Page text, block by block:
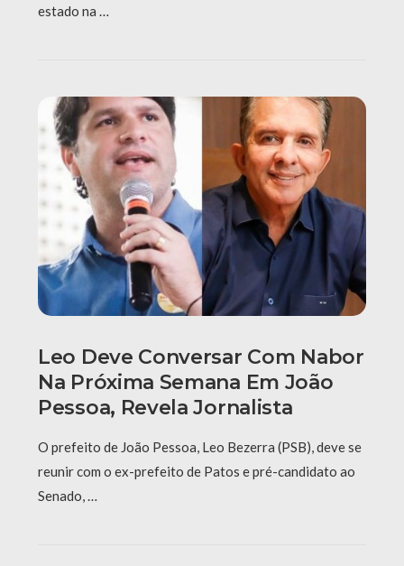
estado na …
Leo Deve Conversar Com Nabor
Na Próxima Semana Em João
Pessoa, Revela Jornalista
O prefeito de João Pessoa, Leo Bezerra (PSB), deve se
reunir com o ex-prefeito de Patos e pré-candidato ao
Senado, …